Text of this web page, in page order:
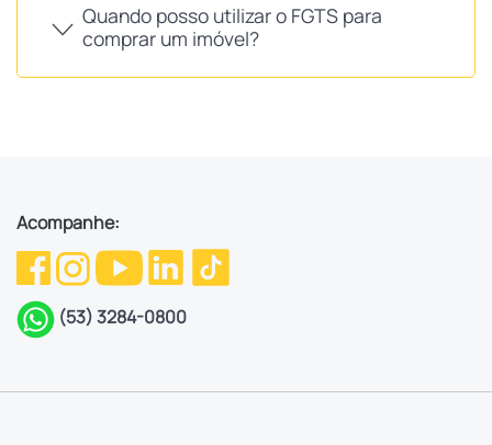
Quando posso utilizar o FGTS para
comprar um imóvel?
Acompanhe:
(53) 3284-0800